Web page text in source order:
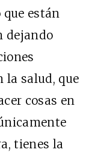
están
dejando
la salud, que
cosas en
tienes la